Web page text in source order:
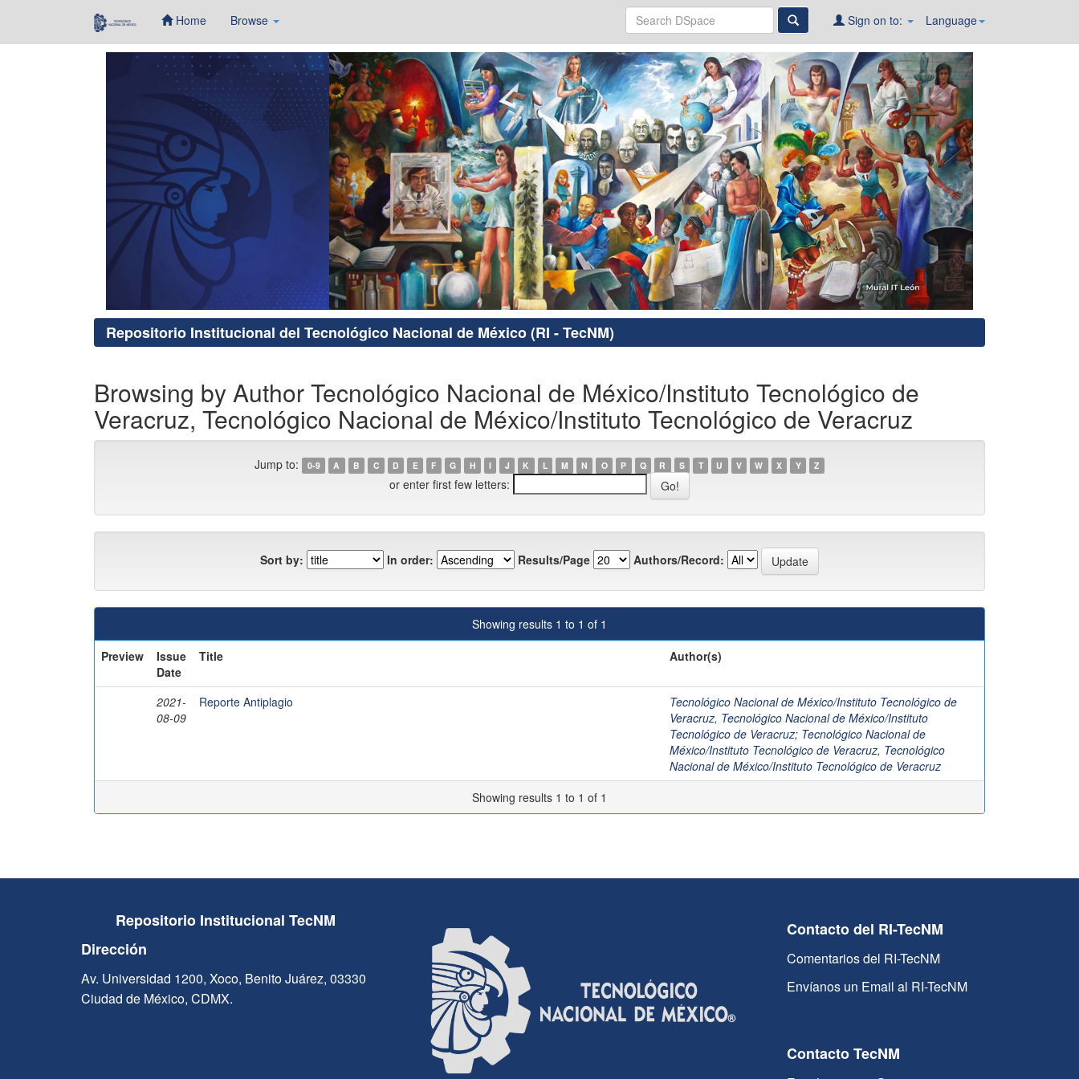
Home Browse Language
Sign on to:
Repositorio Institucional del Tecnológico Nacional de México (RI - TecNM)
Browsing by Author Tecnológico Nacional de México/Instituto Tecnológico de
Veracruz, Tecnológico Nacional de México/Instituto Tecnológico de Veracruz
Jump to: 0-9 A B C D E F G H I J K L M N O P Q R S T U V W X Y Z
or enter first few letters:
Sort by: In order: Results/Page Authors/Record:
Showing results 1 to 1 of 1
Preview
Issue
Date
Title Author(s)
2021-
08-09
Reporte Antiplagio
Tecnológico Nacional de México/Instituto Tecnológico de
Veracruz, Tecnológico Nacional de México/Instituto
Tecnológico de Veracruz; Tecnológico Nacional de
México/Instituto Tecnológico de Veracruz, Tecnológico
Nacional de México/Instituto Tecnológico de Veracruz
Showing results 1 to 1 of 1
Repositorio Institucional TecNM
Dirección
Av. Universidad 1200, Xoco, Benito Juárez, 03330
Ciudad de México, CDMX.
Contacto del RI-TecNM
Comentarios del RI-TecNM
Envíanos un Email al RI-TecNM
Contacto TecNM